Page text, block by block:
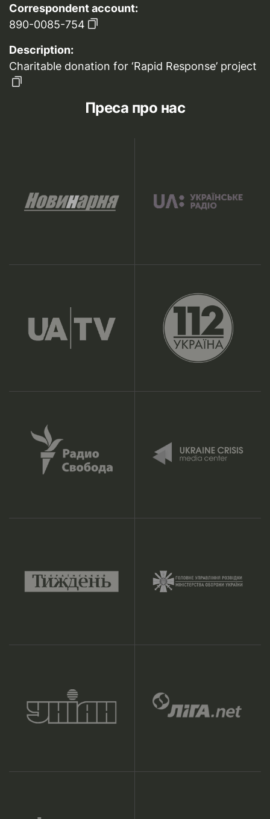
Correspondent account:
890-0085-754
Description:
Charitable donation for ‘Rapid Response’ project
Преса про нас